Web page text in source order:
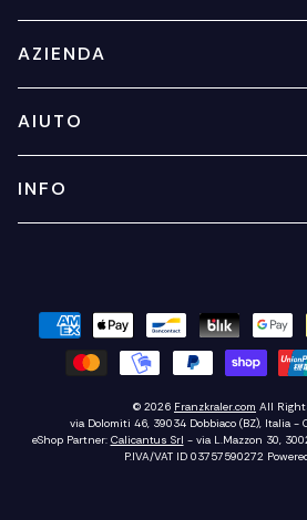
AZIENDA
AIUTO
INFO
© 2026 Franzkraler.com All
via Dolomiti 46, 39034 Dobbiaco (BZ), Italia -
eShop Partner: Calicantus Srl - via L.Mazzon 30,
P.IVA/VAT ID 03757590272